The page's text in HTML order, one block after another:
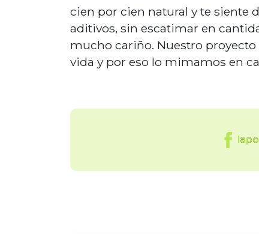
cien por cien natural y te siente
aditivos, sin escatimar en
mucho cariño. Nuestro
vida y por eso lo mimamos en